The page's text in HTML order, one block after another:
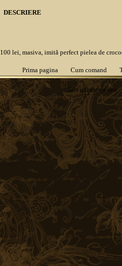
DESCRIERE
100 lei, masiva, imită perfect pielea de
Prima pagina Cum comand
Serviciicreare site